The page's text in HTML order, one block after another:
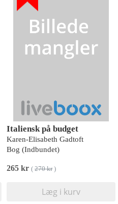
Italiensk på budget
Karen-Elisabeth Gadtoft
Bog (Indbundet)
265 kr ( 270 kr)
Læg i kurv